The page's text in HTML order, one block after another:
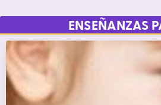
ENSEÑANZAS